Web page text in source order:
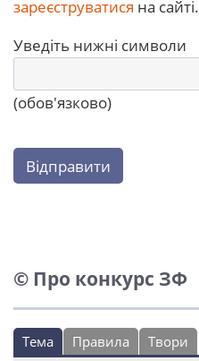
зареєструватися на сайті.
Уведіть нижні символи
(обов'язково)
Відправити
© Про конкурс ЗФ
Тема Правила Твори